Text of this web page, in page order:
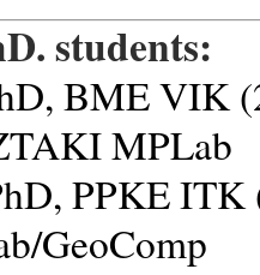
students:
BME VIK
MPLab
PPKE ITK
GeoComp